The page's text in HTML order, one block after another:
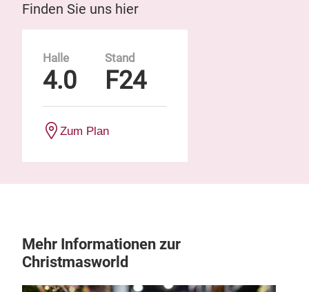
Finden Sie uns hier
Halle
4.0
Stand
F24
Zum Plan
Mehr Informationen zur
Christmasworld